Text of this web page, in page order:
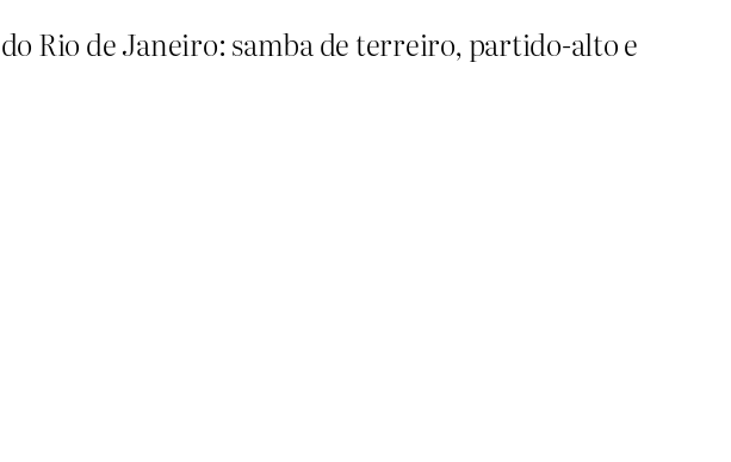
Rio de Janeiro: samba de terreiro, partido-alto e